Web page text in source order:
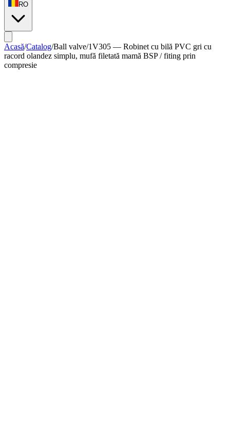
RO
Acasă/Catalog/Ball valve/1V305 — Robinet cu bilă PVC gri cu
racord olandez simplu, mufă filetată mamă BSP / fiting prin
compresie